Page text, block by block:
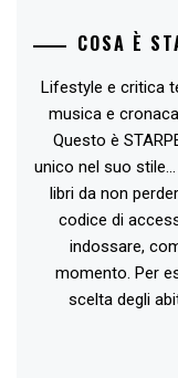
COSA È
Lifestyle e critica
musica e
Questo è
unico nel suo
libri da non
codice di
indossare,
momento. Per
scelta degli